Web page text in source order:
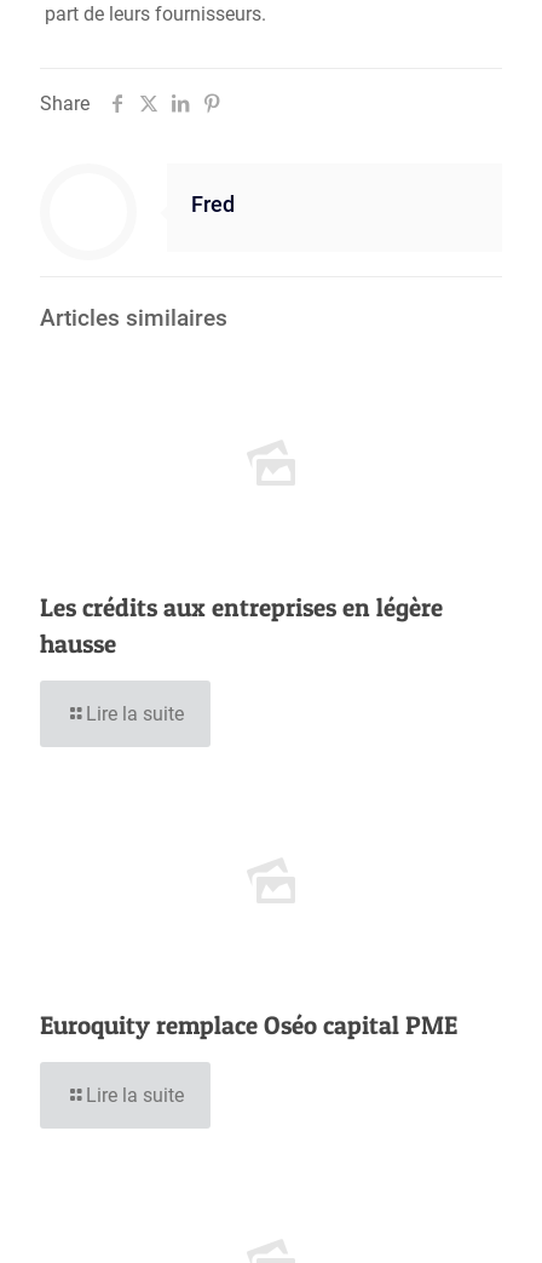
part de leurs fournisseurs.
Share
Fred
Articles similaires
Les crédits aux entreprises en légère
hausse
Lire la suite
Euroquity remplace Oséo capital PME
Lire la suite